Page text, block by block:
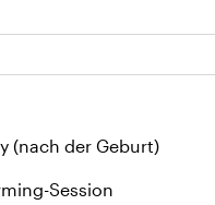
(nach der Geburt)
Session